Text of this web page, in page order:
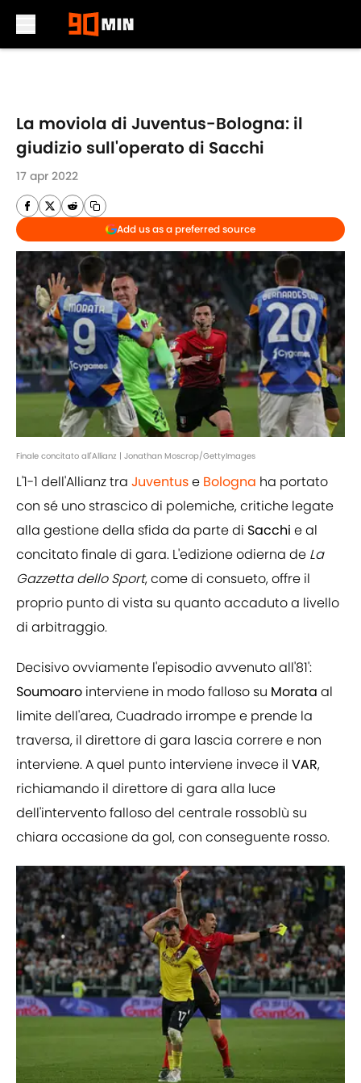
La moviola di Juventus-Bologna: il
giudizio sull'operato di Sacchi
17 apr 2022
Add us as a preferred source
Finale concitato all'Allianz | Jonathan Moscrop/GettyImages
L'1-1 dell'Allianz tra Juventuse Bologna ha portato
con sé uno strascico di polemiche, critiche legate
alla gestione della sfida da parte di Sacchi e al
concitato finale di gara. L'edizione odierna de La
Gazzetta dello Sport, come di consueto, offre il
proprio punto di vista su quanto accaduto a livello
di arbitraggio.
Decisivo ovviamente l'episodio avvenuto all'81':
Soumoaro interviene in modo falloso su Morata al
limite dell'area, Cuadrado irrompe e prende la
traversa, il direttore di gara lascia correre e non
interviene. A quel punto interviene invece il VAR,
richiamando il direttore di gara alla luce
dell'intervento falloso del centrale rossoblù su
chiara occasione da gol, con conseguente rosso.